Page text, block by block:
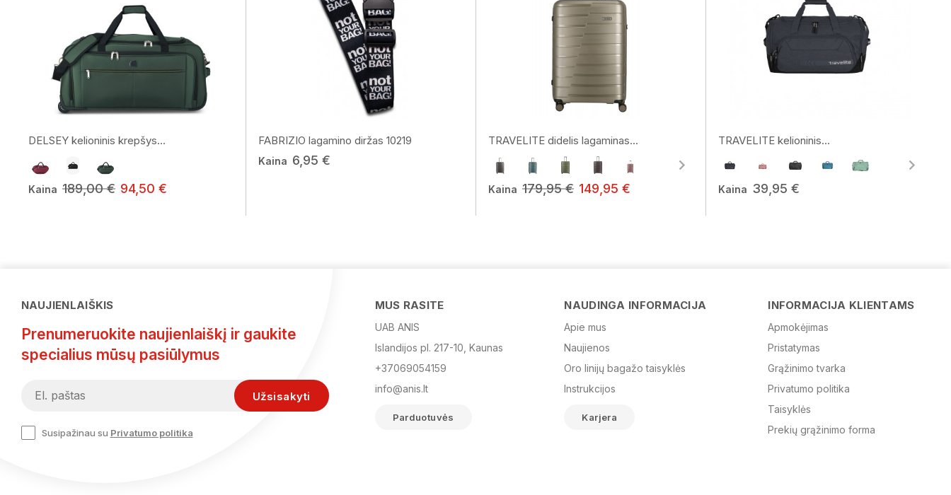
DELSEY kelioninis krepšys...
Kaina 189,00 € 94,50 €
FABRIZIO lagamino diržas 10219
Kaina 6,95 €
TRAVELITE didelis lagaminas...
Kaina 179,95 € 149,95 €
TRAVELITE kelioninis...
Kaina 39,95 €
NAUJIENLAIŠKIS
Prenumeruokite naujienlaiškį ir gaukite
specialius mūsų pasiūlymus
Susipažinau su Privatumo politika
MUS RASITE
UAB ANIS
Islandijos pl. 217-10, Kaunas
+37069054159
info@anis.lt
Parduotuvės
NAUDINGA INFORMACIJA
Apie mus
Naujienos
Oro linijų bagažo taisyklės
Instrukcijos
Karjera
INFORMACIJA KLIENTAMS
Apmokėjimas
Pristatymas
Grąžinimo tvarka
Privatumo politika
Taisyklės
Prekių grąžinimo forma